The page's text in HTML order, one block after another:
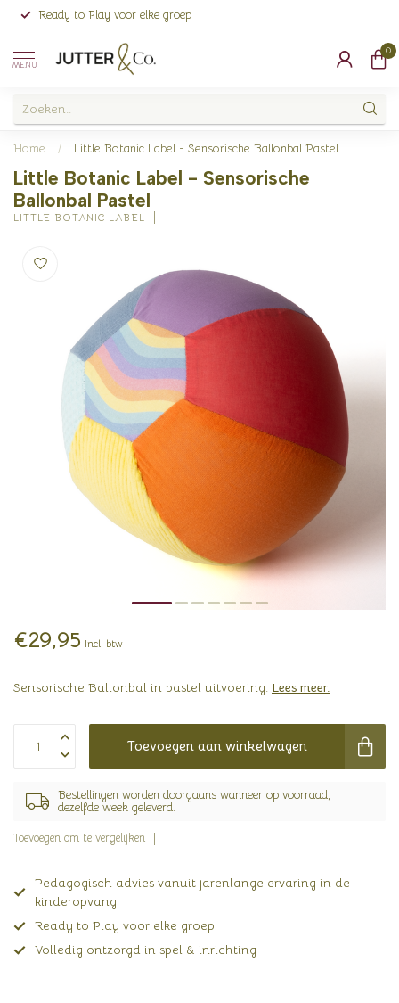
Ready to Play voor elke groep
MENU
0
Home / Little Botanic Label - Sensorische Ballonbal Pastel
Little Botanic Label - Sensorische
Ballonbal Pastel
LITTLE BOTANIC LABEL
€29,95 Incl. btw
Sensorische Ballonbal in pastel uitvoering. Lees meer.
Toevoegen aan winkelwagen
Bestellingen worden doorgaans wanneer op voorraad,
dezelfde week geleverd.
Toevoegen om te vergelijken
Pedagogisch advies vanuit jarenlange ervaring in de
kinderopvang
Ready to Play voor elke groep
Volledig ontzorgd in spel & inrichting